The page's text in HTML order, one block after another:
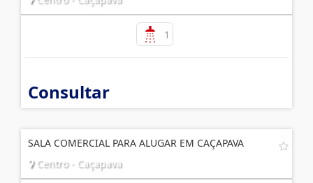
1
Consultar
SALA COMERCIAL PARA ALUGAR EM CAÇAPAVA
Centro - Caçapava